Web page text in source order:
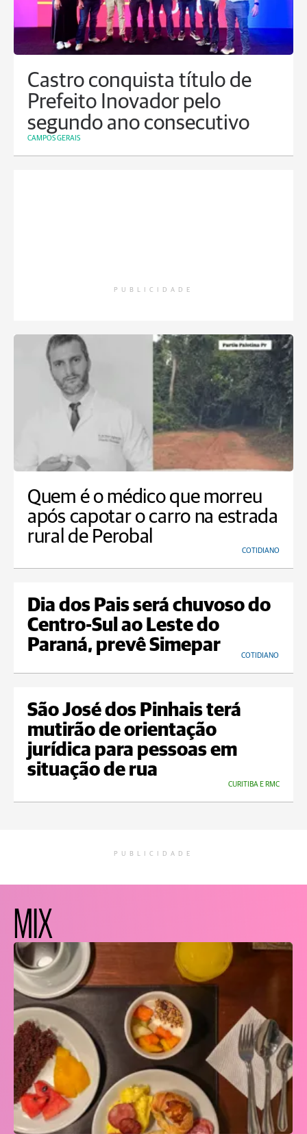
Castro conquista título de
Prefeito Inovador pelo
segundo ano consecutivo
CAMPOS GERAIS
PUBLICIDADE
Quem é o médico que morreu
após capotar o carro na estrada
rural de Perobal
COTIDIANO
Dia dos Pais será chuvoso do
Centro-Sul ao Leste do
Paraná, prevê Simepar
COTIDIANO
São José dos Pinhais terá
mutirão de orientação
jurídica para pessoas em
situação de rua
CURITIBA E RMC
PUBLICIDADE
MIX